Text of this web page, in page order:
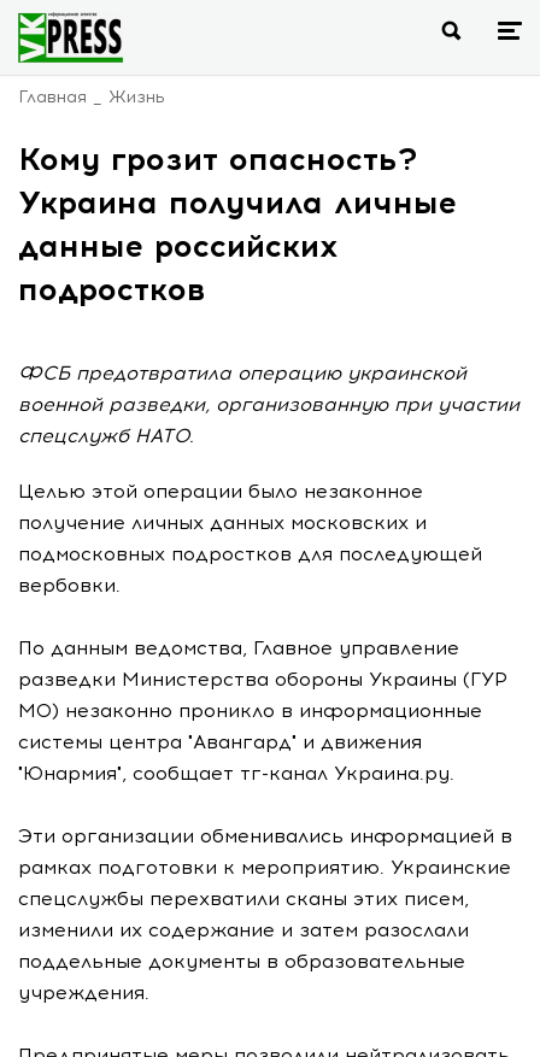
Главная Жизнь
Кому грозит опасность?
Украина получила личные
данные российских
подростков
ФСБ предотвратила операцию украинской
военной разведки, организованную при участии
спецслужб НАТО.
Целью этой операции было незаконное
получение личных данных московских и
подмосковных подростков для последующей
вербовки.
По данным ведомства, Главное управление
разведки Министерства обороны Украины (ГУР
МО) незаконно проникло в информационные
системы центра "Авангард" и движения
"Юнармия", сообщает тг-канал Украина.ру.
Эти организации обменивались информацией в
рамках подготовки к мероприятию. Украинские
спецслужбы перехватили сканы этих писем,
изменили их содержание и затем разослали
поддельные документы в образовательные
учреждения.